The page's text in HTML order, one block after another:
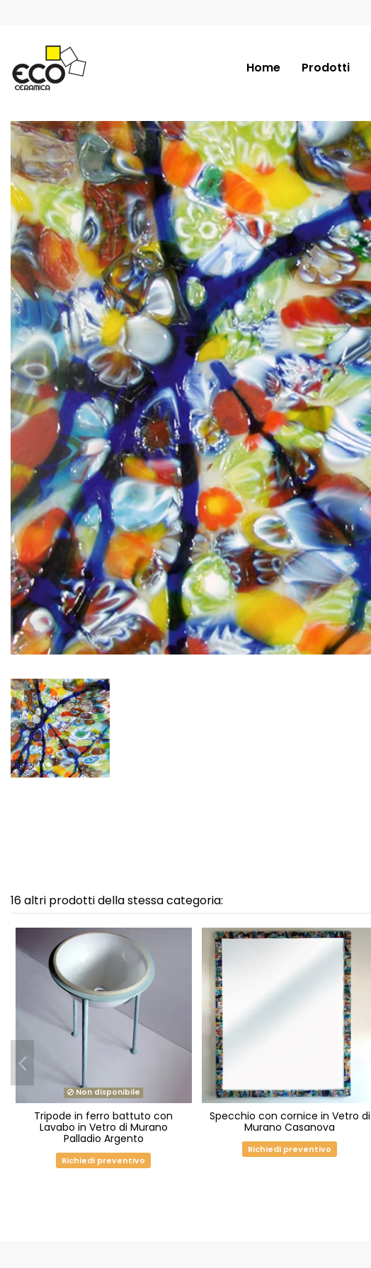
Home Prodotti
16 altri prodotti della stessa categoria:
Non disponibile
Tripode in ferro battuto con
Lavabo in Vetro di Murano
Palladio Argento
Richiedi preventivo
Specchio con cornice in Vetro di
Murano Casanova
Richiedi preventivo